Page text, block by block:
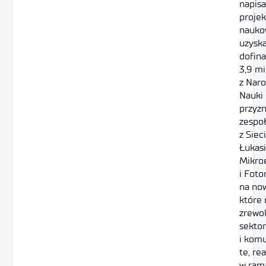
3,9
z
Nauki
z
i
na
które
i
te,